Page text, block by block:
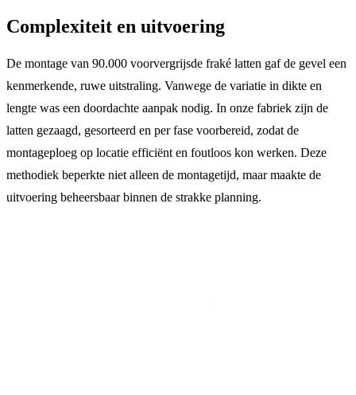
Complexiteit en uitvoering
De montage van 90.000 voorvergrijsde fraké latten gaf de gevel een
kenmerkende, ruwe uitstraling. Vanwege de variatie in dikte en
lengte was een doordachte aanpak nodig. In onze fabriek zijn de
latten gezaagd, gesorteerd en per fase voorbereid, zodat de
montageploeg op locatie efficiënt en foutloos kon werken. Deze
methodiek beperkte niet alleen de montagetijd, maar maakte de
uitvoering beheersbaar binnen de strakke planning.